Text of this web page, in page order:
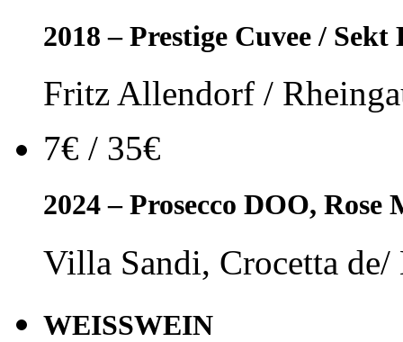
2018 – Prestige Cuvee /
Fritz Allendorf /
7€ / 35€
2024 – Prosecco DOO,
Villa Sandi, Crocetta
WEISSWEIN